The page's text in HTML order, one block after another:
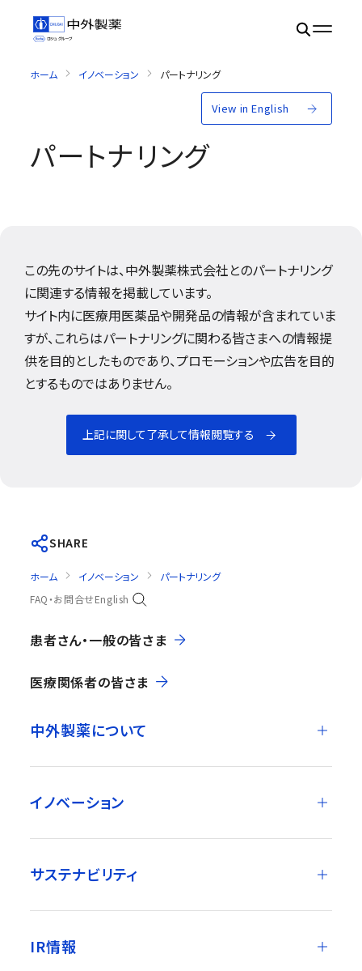
ホーム イノベーション パートナリング
View in English
パートナリング
この先のサイトは、中外製薬株式会社とのパートナリング
に関連する情報を掲載しています。
サイト内に医療用医薬品や開発品の情報が含まれていま
すが、これらはパートナリングに関わる皆さまへの情報提
供を目的としたものであり、プロモーションや広告を目的
とするものではありません。
上記に関して了承して情報閲覧する
SHARE
ホーム イノベーション
パートナリング
FAQ・お問合せEnglish
患者さん・一般の皆さま
医療関係者の皆さま
中外製薬について
イノベーション
サステナビリティ
IR情報